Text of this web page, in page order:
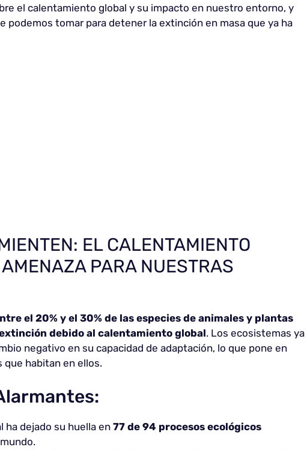
el calentamiento global y su impacto en nuestro entorno, y
podemos tomar para detener la extinción en masa que ya ha
EL CALENTAMIENTO
PARA NUESTRAS
el 20% y el 30% de las especies de animales y plantas
debido al calentamiento global. Los ecosistemas ya
negativo en su capacidad de adaptación, lo que pone en
que habitan en ellos.
ha dejado su huella en77 de 94 procesos ecológicos